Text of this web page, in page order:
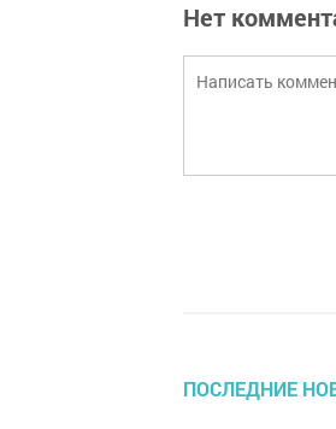
Нет
ПОСЛЕДНИЕ